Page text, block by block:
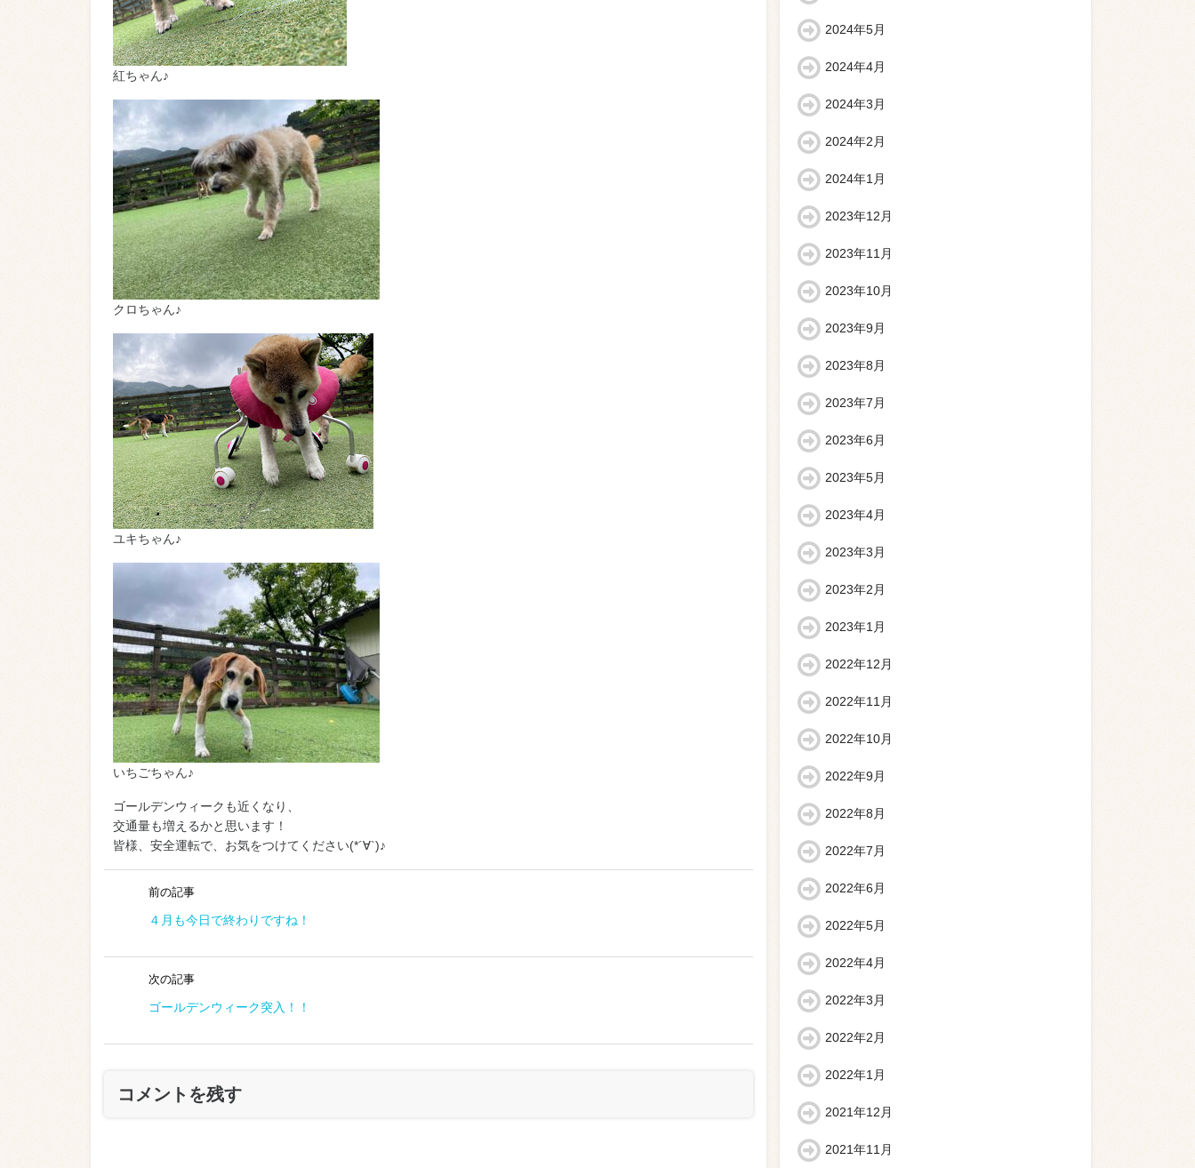
紅ちゃん♪
クロちゃん♪
ユキちゃん♪
いちごちゃん♪
ゴールデンウィークも近くなり、
交通量も増えるかと思います！
皆様、安全運転で、お気をつけてください(*´∀`)♪
前の記事
４月も今日で終わりですね！
次の記事
ゴールデンウィーク突入！！
コメントを残す
2024年5月
2024年4月
2024年3月
2024年2月
2024年1月
2023年12月
2023年11月
2023年10月
2023年9月
2023年8月
2023年7月
2023年6月
2023年5月
2023年4月
2023年3月
2023年2月
2023年1月
2022年12月
2022年11月
2022年10月
2022年9月
2022年8月
2022年7月
2022年6月
2022年5月
2022年4月
2022年3月
2022年2月
2022年1月
2021年12月
2021年11月